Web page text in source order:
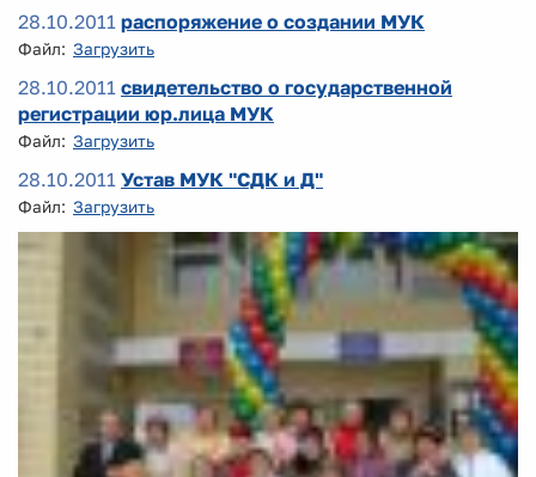
28.10.2011 распоряжение о создании МУК
Файл: Загрузить
28.10.2011 свидетельство о государственной
регистрации юр.лица МУК
Файл: Загрузить
28.10.2011 Устав МУК "СДК и Д"
Файл: Загрузить